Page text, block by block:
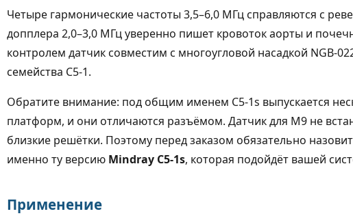
Четыре гармонические частоты 3,5–6,0 МГц справляются с
допплера 2,0–3,0 МГц уверенно пишет кровоток аорты и
контролем датчик совместим с многоугловой насадкой NGB-
семейства C5-1.
Обратите внимание: под общим именем C5-1s выпускается
платформ, и они отличаются разъёмом. Датчик для M9 не
близкие решётки. Поэтому перед заказом обязательно
именно ту версию Mindray C5-1s, которая подойдёт вашей
Применение